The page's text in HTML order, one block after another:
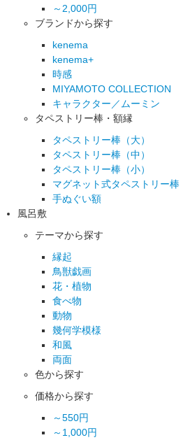
～2,000円
ブランドから探す
kenema
kenema+
時感
MIYAMOTO COLLECTION
キャラクター／ムーミン
タペストリー棒・額縁
タペストリー棒（大）
タペストリー棒（中）
タペストリー棒（小）
マグネット式タペストリー棒
手ぬぐい額
風呂敷
テーマから探す
縁起
鳥獣戯画
花・植物
食べ物
動物
幾何学模様
和風
両面
色から探す
価格から探す
～550円
～1,000円